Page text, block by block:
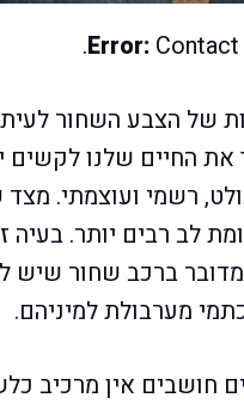
Error:
של הצבע השחור
החיים שלנו לקשים
רשמי ועוצמתי. מצד
לב רבים יותר. בעיה
ברכב שחור שיש
מערבולת למיניהם.
חושבים אין מרכיב